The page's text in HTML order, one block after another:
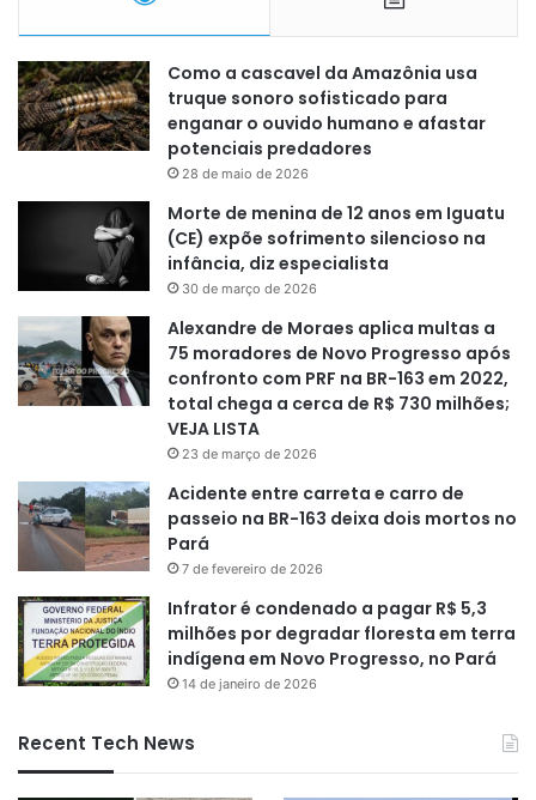
Como a cascavel da Amazônia usa
truque sonoro sofisticado para
enganar o ouvido humano e afastar
potenciais predadores
28 de maio de 2026
Morte de menina de 12 anos em Iguatu
(CE) expõe sofrimento silencioso na
infância, diz especialista
30 de março de 2026
Alexandre de Moraes aplica multas a
75 moradores de Novo Progresso após
confronto com PRF na BR-163 em 2022,
total chega a cerca de R$ 730 milhões;
VEJA LISTA
23 de março de 2026
Acidente entre carreta e carro de
passeio na BR-163 deixa dois mortos no
Pará
7 de fevereiro de 2026
Infrator é condenado a pagar R$ 5,3
milhões por degradar floresta em terra
indígena em Novo Progresso, no Pará
14 de janeiro de 2026
Recent Tech News